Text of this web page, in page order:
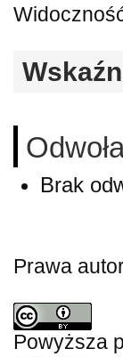
Brak
Prawa
Powyższa